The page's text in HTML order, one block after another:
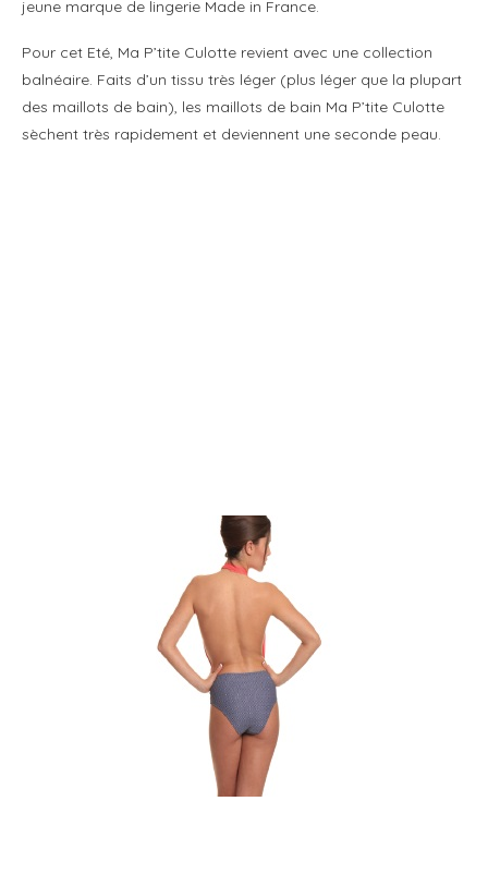
jeune marque de lingerie Made in France.
Pour cet Eté, Ma P’tite Culotte revient avec une collection
balnéaire. Faits d’un tissu très léger (plus léger que la plupart
des maillots de bain), les maillots de bain Ma P’tite Culotte
sèchent très rapidement et deviennent une seconde peau.